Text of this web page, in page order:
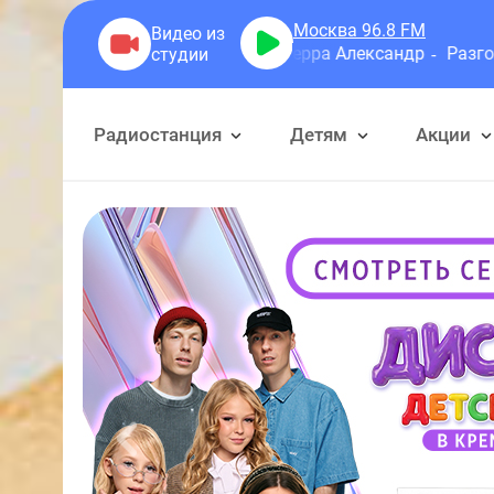
Москва 96.8 FM
Герра Александр
Разговоры
Радиостанция Детям Акции